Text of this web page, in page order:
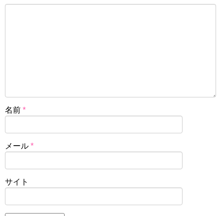
名前 *
メール *
サイト